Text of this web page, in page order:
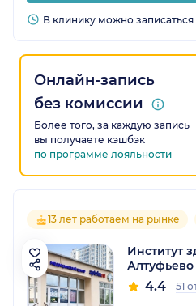
В клинику можно
Онлайн-запись
без комиссии
Более того, за каждую запись
вы получаете кэшбэк
по программе лояльности
13 лет работаем на рынке
Институт
Алтуфьево
4.4 51